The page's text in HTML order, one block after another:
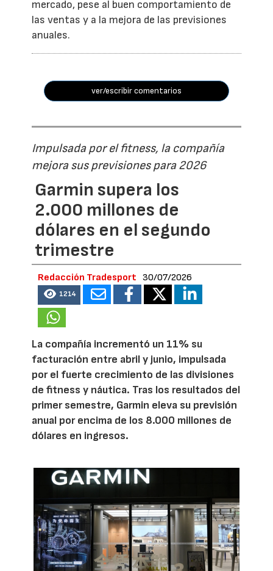
mercado, pese al buen comportamiento de
las ventas y a la mejora de las previsiones
anuales.
ver/escribir comentarios
Impulsada por el fitness, la compañía
mejora sus previsiones para 2026
Garmin supera los
2.000 millones de
dólares en el segundo
trimestre
Redacción Tradesport 30/07/2026
1214
La compañía incrementó un 11% su
facturación entre abril y junio, impulsada
por el fuerte crecimiento de las divisiones
de fitness y náutica. Tras los resultados del
primer semestre, Garmin eleva su previsión
anual por encima de los 8.000 millones de
dólares en ingresos.